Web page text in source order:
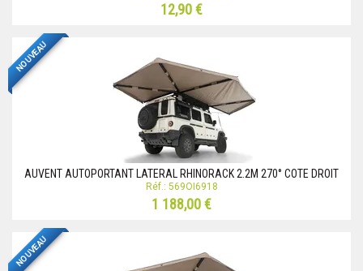
12,90 €
NOUVEAU
AUVENT AUTOPORTANT LATERAL RHINORACK 2.2M 270° COTE DROIT
Réf.: 569OI6918
1 188,00 €
NOUVEAU